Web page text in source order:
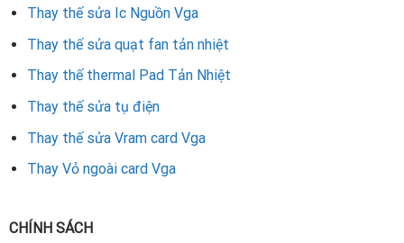
Thay thế sửa Ic Nguồn Vga
Thay thế sửa quạt fan tản nhiệt
Thay thế thermal Pad Tản Nhiệt
Thay thế sửa tụ điện
Thay thế sửa Vram card Vga
Thay Vỏ ngoài card Vga
CHÍNH SÁCH